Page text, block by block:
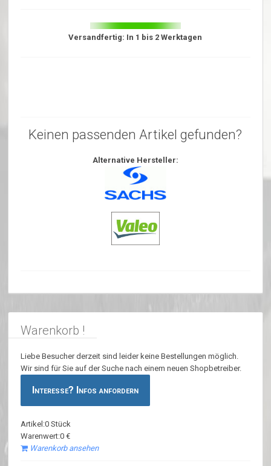
Versandfertig: In 1 bis 2 Werktagen
Keinen passenden Artikel gefunden?
Alternative Hersteller:
Warenkorb !
Liebe Besucher derzeit sind leider keine Bestellungen möglich.
Wir sind für Sie auf der Suche nach einem neuen Shopbetreiber.
Interesse? Infos anfordern
Artikel:0 Stück
Warenwert:0 €
Warenkorb ansehen